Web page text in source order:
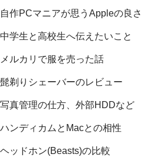
自作PCマニアが思うAppleの良さ
中学生と高校生へ伝えたいこと
メルカリで服を売った話
髭剃りシェーバーのレビュー
写真管理の仕方、外部HDDなど
ハンディカムとMacとの相性
ヘッドホン(Beasts)の比較